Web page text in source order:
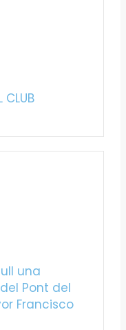
CLUB
una
Pont del
Francisco